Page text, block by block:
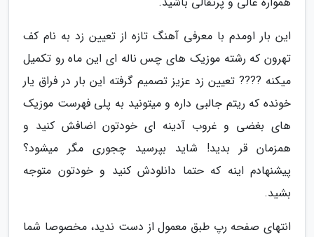
این بار اومدم با معرفی آهنگ تازه از تعیین زد به نام کف
تهرون که رشته موزیک های چس ناله ای این ماه رو تکمیل
میکنه ???? تعیین زد عزیز تصمیم گرفته این بار در فراق یار
خونده که ریتم جالبی داره و میتونید به پلی فهرست موزیک
های بغضی و غروب آدینه ای خودتون اضافش کنید و
همزمان قر بدید! شاید بپرسید چجوری مگر میشود؟
پیشنهادم اینه که حتما دانلودش کنید و خودتون متوجه
بشید.
انتهای صفحه رپ طبق معمول از دست ندید، مخصوصا شما